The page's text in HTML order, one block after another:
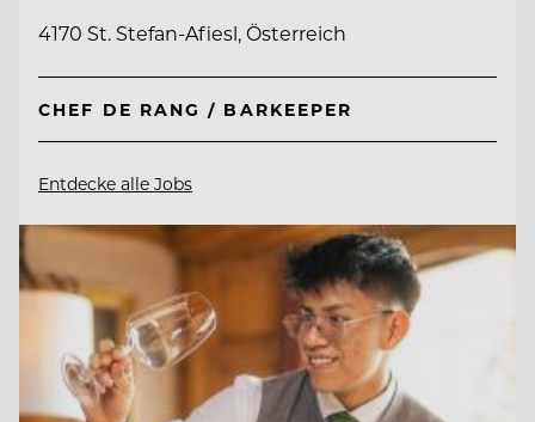
4170 St. Stefan-Afiesl, Österreich
CHEF DE RANG / BARKEEPER
Entdecke alle Jobs